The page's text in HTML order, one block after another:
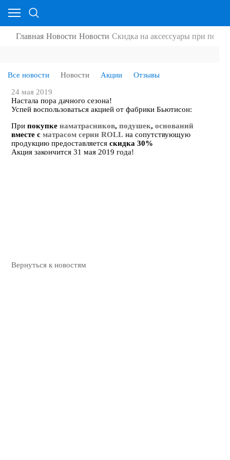
Главная Новости Новости Скидка на аксессуары при
Все новости Новости Акции Отзывы
24 мая 2019
Настала пора дачного сезона!
Успей воспользоваться акцией от фабрики Бьютисон:
При покупке наматрасников, подушек, оснований
вместе с матрасом серии ROLL на сопутствующую
продукцию предоставляется скидка 30%
Акция закончится 31 мая 2019 года!
Вернуться к новостям